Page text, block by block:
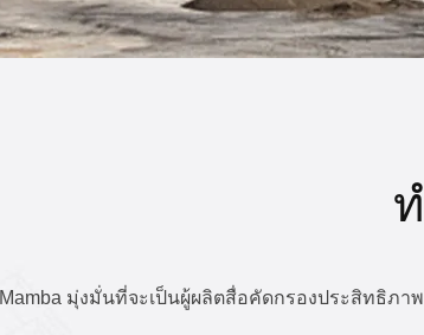
Mamba มุ่งมั่นที่จะเป็นผู้ผลิตสื่อคัดกรองประสิทธิภ